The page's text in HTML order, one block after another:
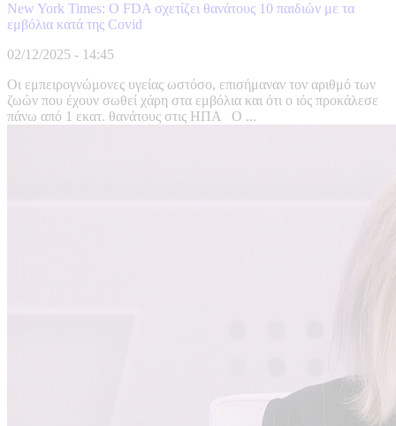
New York Times: Ο FDA σχετίζει θανάτους 10 παιδιών με τα
εμβόλια κατά της Covid
02/12/2025 - 14:45
Οι εμπειρογνώμονες υγείας ωστόσο, επισήμαναν τον αριθμό των
ζωών που έχουν σωθεί χάρη στα εμβόλια και ότι ο ιός προκάλεσε
πάνω από 1 εκατ. θανάτους στις ΗΠΑ Ο ...